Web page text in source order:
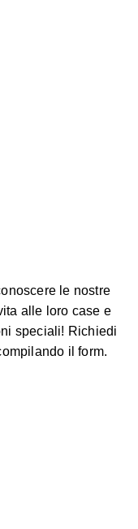
le nostre
alle loro case e
speciali! Richiedi
il form.